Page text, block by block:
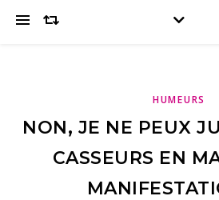
HUMEURS
NON, JE NE PEUX
CASSEURS EN